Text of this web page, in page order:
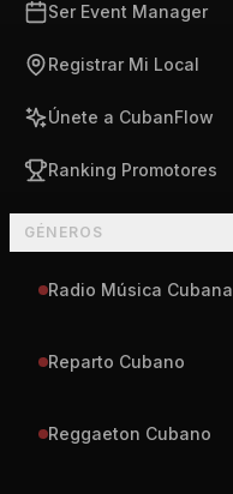
Ser Event Manager
Registrar Mi Local
Únete a CubanFlow
Ranking Promotores
GÉNEROS
Radio Música Cubana
Reparto Cubano
Reggaeton Cubano